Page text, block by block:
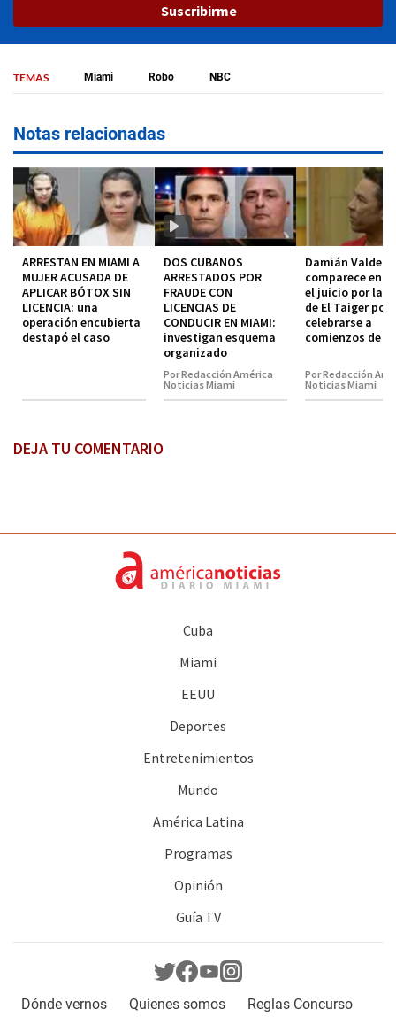
Suscribirme
TEMAS Miami Robo NBC
Notas relacionadas
ARRESTAN EN MIAMI A
MUJER ACUSADA DE
APLICAR BÓTOX SIN
LICENCIA: una
operación encubierta
destapó el caso
DOS CUBANOS
ARRESTADOS POR
FRAUDE CON
LICENCIAS DE
CONDUCIR EN MIAMI:
investigan esquema
organizado
Por Redacción América
Noticias Miami
Damián Valdez
comparece en
el juicio por la
de El Taiger
celebrarse a
comienzos de
Por Redacción
Noticias Miami
DEJA TU COMENTARIO
Cuba
Miami
EEUU
Deportes
Entretenimientos
Mundo
América Latina
Programas
Opinión
Guía TV
Dónde vernos Quienes somos Reglas Concurso